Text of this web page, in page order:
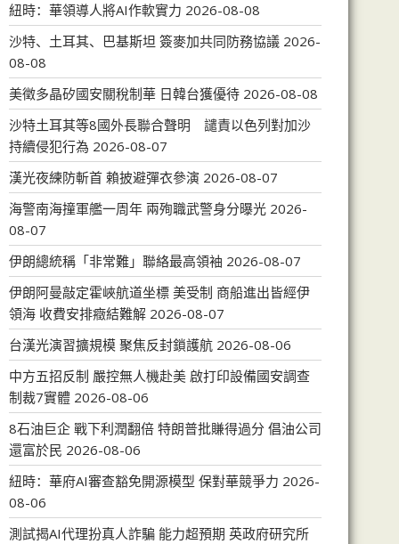
紐時：華領導人將AI作軟實力 2026-08-08
沙特、土耳其、巴基斯坦 簽麥加共同防務協議 2026-
08-08
美徵多晶矽國安關稅制華 日韓台獲優待 2026-08-08
沙特土耳其等8國外長聯合聲明 譴責以色列對加沙
持續侵犯行為 2026-08-07
漢光夜練防斬首 賴披避彈衣參演 2026-08-07
海警南海撞軍艦一周年 兩殉職武警身分曝光 2026-
08-07
伊朗總統稱「非常難」聯絡最高領袖 2026-08-07
伊朗阿曼敲定霍峽航道坐標 美受制 商船進出皆經伊
領海 收費安排癥結難解 2026-08-07
台漢光演習擴規模 聚焦反封鎖護航 2026-08-06
中方五招反制 嚴控無人機赴美 啟打印設備國安調查
制裁7實體 2026-08-06
8石油巨企 戰下利潤翻倍 特朗普批賺得過分 倡油公司
還富於民 2026-08-06
紐時：華府AI審查豁免開源模型 保對華競爭力 2026-
08-06
測試揭AI代理扮真人詐騙 能力超預期 英政府研究所